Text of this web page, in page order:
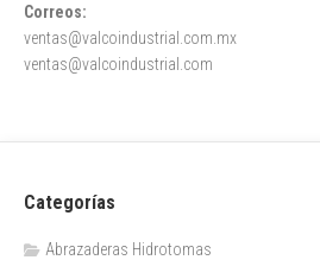
Correos:
ventas@valcoindustrial.com.mx
ventas@valcoindustrial.com
Categorías
Abrazaderas Hidrotomas